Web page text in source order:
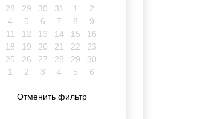
28 29 30 31 1
2
4 5 6 7 8
9
11 12 13 14 15
16
18 19 20 21 22
23
25 26 27 28 29
30
1 2 3 4 5 6
Отменить фильтр